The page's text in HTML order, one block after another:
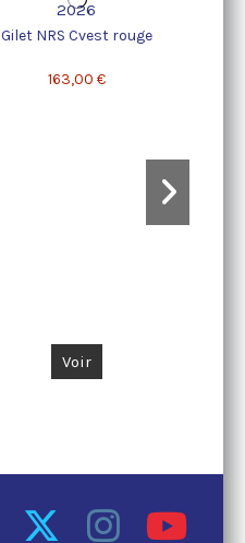
Gilet NRS Cvest rouge
163,00 €
Voir